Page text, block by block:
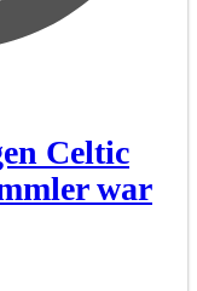
Celtic
war